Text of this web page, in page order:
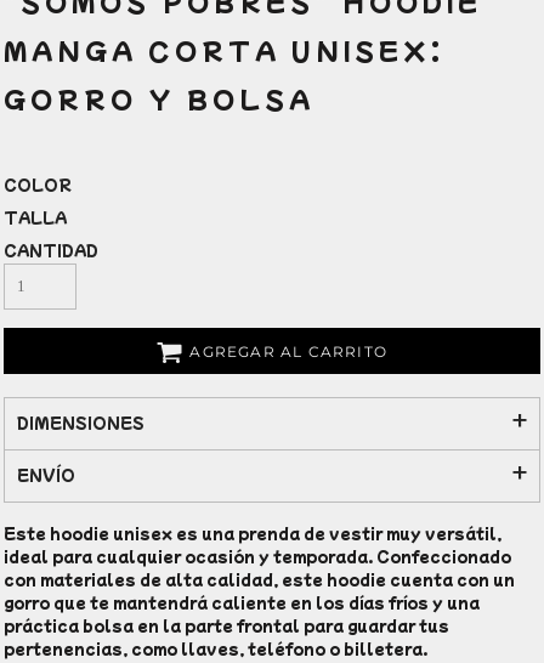
MANGA CORTA UNISEX:
GORRO Y BOLSA
COLOR
TALLA
CANTIDAD
AGREGAR AL CARRITO
DIMENSIONES
ENVÍO
Este hoodie unisex es una prenda de vestir muy versátil,
ideal para cualquier ocasión y temporada. Confeccionado
con materiales de alta calidad, este hoodie cuenta con un
gorro que te mantendrá caliente en los días fríos y una
práctica bolsa en la parte frontal para guardar tus
pertenencias, como llaves, teléfono o billetera.